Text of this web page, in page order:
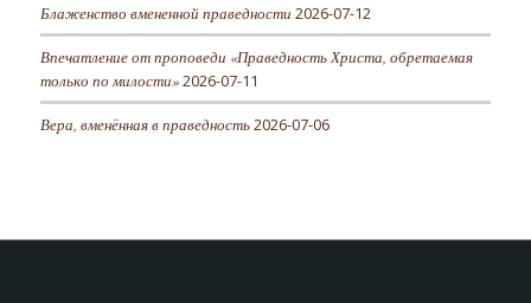
Блаженство вмененной праведности 2026-07-12
Впечатление от проповеди «Праведность Христа, обретаемая
только по милости» 2026-07-11
Вера, вменённая в праведность 2026-07-06